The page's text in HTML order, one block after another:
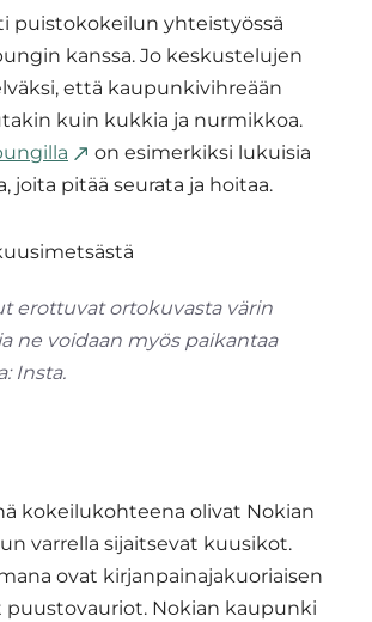
puistokokeilun yhteistyössä
kanssa. Jo keskustelujen
että kaupunkivihreään
kuin kukkia ja nurmikkoa.
on esimerkiksi lukuisia
joita pitää seurata ja hoitaa.
erottuvat ortokuvasta värin
ne voidaan myös paikantaa
Insta.
kokeilukohteena olivat Nokian
varrella sijaitsevat kuusikot.
ovat kirjanpainajakuoriaisen
Nokian kaupunki